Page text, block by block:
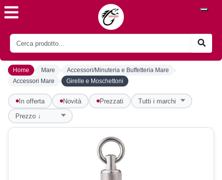
Home › Mare › Accessori/Minuteria e Buffetteria Mare ›
Accessori Mare › Girelle e Moschettoni
In offerta Novità Prezzati